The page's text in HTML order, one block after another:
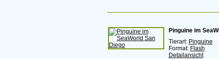
Pinguine im
Tierart: Pinguine
Format: Flash
Detailansicht